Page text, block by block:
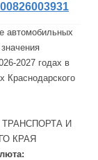
автомобильных
2027 годах в
Краснодарского
И
КРАЯ